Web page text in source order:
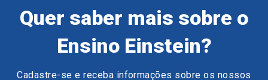
Quer saber mais sobre o
Ensino Einstein?
Cadastre-se e receba informações sobre os nossos